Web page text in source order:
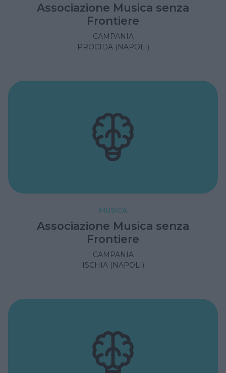
Associazione Musica senza
Frontiere
CAMPANIA
PROCIDA (NAPOLI)
MUSICA
Associazione Musica senza
Frontiere
CAMPANIA
ISCHIA (NAPOLI)